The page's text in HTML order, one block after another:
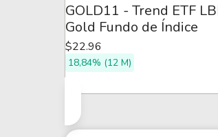
GOLD11 - Trend ETF
Gold Fundo de Índice
$22.96
18,84% (12 M)